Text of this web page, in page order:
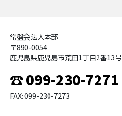
常盤会法人本部
〒890-0054
鹿児島県鹿児島市荒田1丁目2番13号
☎ 099-230-7271
FAX: 099-230-7273